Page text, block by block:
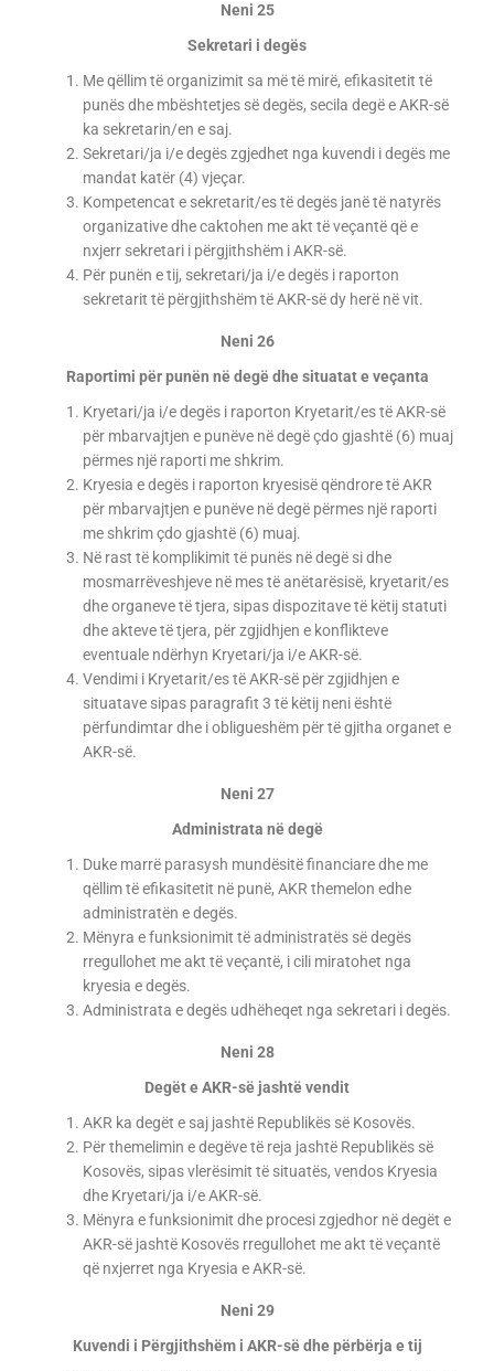
Neni 25
Sekretari i degës
Me qëllim të organizimit sa më të mirë, efikasitetit të
punës dhe mbështetjes së degës, secila degë e AKR-së
ka sekretarin/en e saj.
Sekretari/ja i/e degës zgjedhet nga kuvendi i degës me
mandat katër (4) vjeçar.
Kompetencat e sekretarit/es të degës janë të natyrës
organizative dhe caktohen me akt të veçantë që e
nxjerr sekretari i përgjithshëm i AKR-së.
Për punën e tij, sekretari/ja i/e degës i raporton
sekretarit të përgjithshëm të AKR-së dy herë në vit.
Neni 26
Raportimi për punën në degë dhe situatat e veçanta
Kryetari/ja i/e degës i raporton Kryetarit/es të AKR-së
për mbarvajtjen e punëve në degë çdo gjashtë (6) muaj
përmes një raporti me shkrim.
Kryesia e degës i raporton kryesisë qëndrore të AKR
për mbarvajtjen e punëve në degë përmes një raporti
me shkrim çdo gjashtë (6) muaj.
Në rast të komplikimit të punës në degë si dhe
mosmarrëveshjeve në mes të anëtarësisë, kryetarit/es
dhe organeve të tjera, sipas dispozitave të këtij statuti
dhe akteve të tjera, për zgjidhjen e konflikteve
eventuale ndërhyn Kryetari/ja i/e AKR-së.
Vendimi i Kryetarit/es të AKR-së për zgjidhjen e
situatave sipas paragrafit 3 të këtij neni është
përfundimtar dhe i obligueshëm për të gjitha organet e
AKR-së.
Neni 27
Administrata në degë
Duke marrë parasysh mundësitë financiare dhe me
qëllim të efikasitetit në punë, AKR themelon edhe
administratën e degës.
Mënyra e funksionimit të administratës së degës
rregullohet me akt të veçantë, i cili miratohet nga
kryesia e degës.
Administrata e degës udhëheqet nga sekretari i degës.
Neni 28
Degët e AKR-së jashtë vendit
AKR ka degët e saj jashtë Republikës së Kosovës.
Për themelimin e degëve të reja jashtë Republikës së
Kosovës, sipas vlerësimit të situatës, vendos Kryesia
dhe Kryetari/ja i/e AKR-së.
Mënyra e funksionimit dhe procesi zgjedhor në degët e
AKR-së jashtë Kosovës rregullohet me akt të veçantë
që nxjerret nga Kryesia e AKR-së.
Neni 29
Kuvendi i Përgjithshëm i AKR-së dhe përbërja e tij